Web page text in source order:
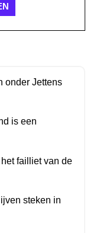
onder Jettens
is een
het failliet van de
steken in